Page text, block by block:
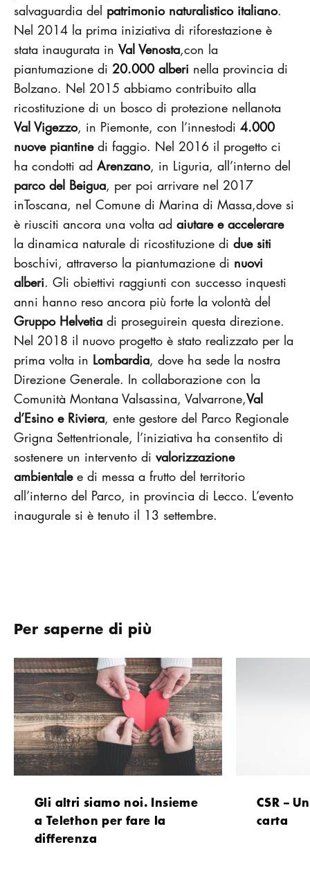
salvaguardia del patrimonio naturalistico italiano.
Nel 2014 la prima iniziativa di riforestazione è
stata inaugurata in Val Venosta,con la
piantumazione di 20.000 alberi nella provincia di
Bolzano. Nel 2015 abbiamo contribuito alla
ricostituzione di un bosco di protezione nellanota
Val Vigezzo, in Piemonte, con l’innestodi 4.000
nuove piantine di faggio. Nel 2016 il progetto ci
ha condotti ad Arenzano, in Liguria, all’interno del
parco del Beigua, per poi arrivare nel 2017
inToscana, nel Comune di Marina di Massa,dove si
è riusciti ancora una volta ad aiutare e accelerare
la dinamica naturale di ricostituzione di due siti
boschivi, attraverso la piantumazione di nuovi
alberi. Gli obiettivi raggiunti con successo inquesti
anni hanno reso ancora più forte la volontà del
Gruppo Helvetia di proseguirein questa direzione.
Nel 2018 il nuovo progetto è stato realizzato per la
prima volta in Lombardia, dove ha sede la nostra
Direzione Generale. In collaborazione con la
Comunità Montana Valsassina, Valvarrone,Val
d’Esino e Riviera, ente gestore del Parco Regionale
Grigna Settentrionale, l’iniziativa ha consentito di
sostenere un intervento di valorizzazione
ambientalee di messa a frutto del territorio
all’interno del Parco, in provincia di Lecco. L’evento
inaugurale si è tenuto il 13 settembre.
Per saperne di più
Gli altri siamo noi. Insieme
a Telethon per fare la
differenza
CSR –
carta